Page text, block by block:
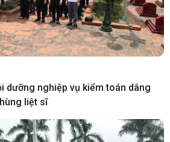
dưỡng nghiệp vụ kiểm toán dâng
liệt sĩ